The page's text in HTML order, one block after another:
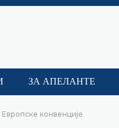
ЗА АПЕЛАНТЕ
Европске конвенције